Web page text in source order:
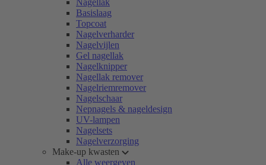
Nagellak
Basislaag
Topcoat
Nagelverharder
Nagelvijlen
Gel nagellak
Nagelknipper
Nagellak remover
Nagelriemremover
Nagelschaar
Nepnagels & nageldesign
UV-lampen
Nagelsets
Nagelverzorging
Make-up kwasten
Alle weergeven